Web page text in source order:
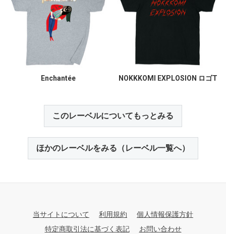
Enchantée NOKKKOMI EXPLOSION ロゴT
このレーベルについてもっとみる
ほかのレーベルをみる（レーベル一覧へ）
当サイトについて 利用規約
個人情報保護方針
特定商取引法に基づく表記
お問い合わせ